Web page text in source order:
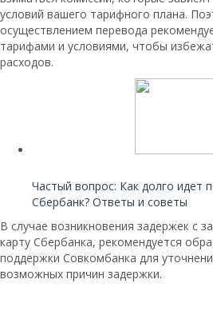
условий вашего тарифного плана.
осуществлением перевода
тарифами и условиями, чтобы
расходов.
Частый вопрос: Как долго идет
Сбербанк? Ответы и советы
В случае возникновения задержек с
карту Сбербанка, рекомендуется
поддержки Совкомбанка для
возможных причин задержки.